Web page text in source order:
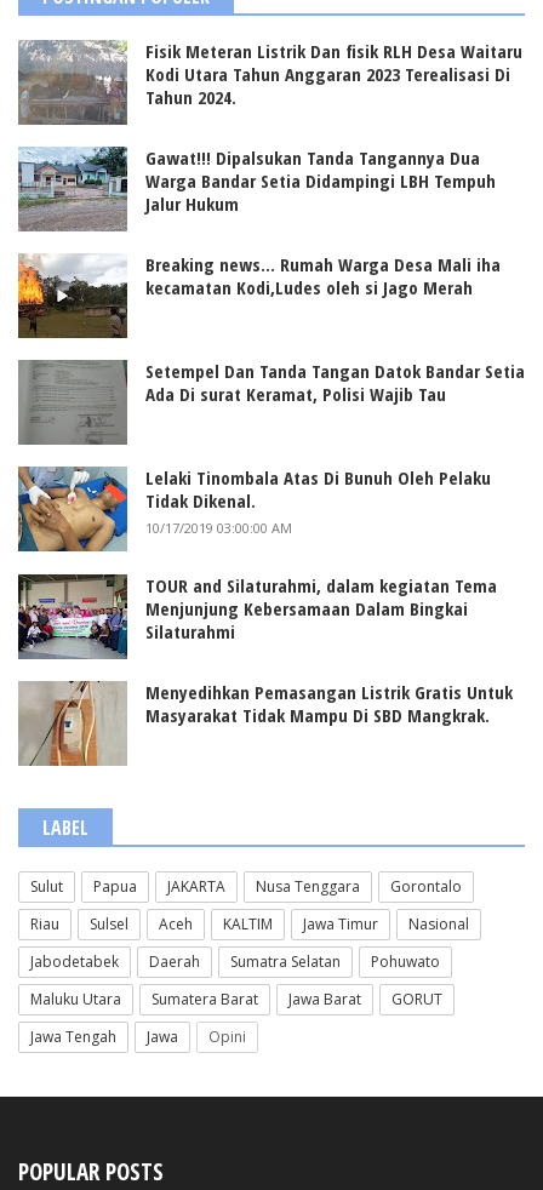
Fisik Meteran Listrik Dan fisik RLH Desa Waitaru
Kodi Utara Tahun Anggaran 2023 Terealisasi Di
Tahun 2024.
Gawat!!! Dipalsukan Tanda Tangannya Dua
Warga Bandar Setia Didampingi LBH Tempuh
Jalur Hukum
Breaking news... Rumah Warga Desa Mali iha
kecamatan Kodi,Ludes oleh si Jago Merah
Setempel Dan Tanda Tangan Datok Bandar Setia
Ada Di surat Keramat, Polisi Wajib Tau
Lelaki Tinombala Atas Di Bunuh Oleh Pelaku
Tidak Dikenal.
10/17/2019 03:00:00 AM
TOUR and Silaturahmi, dalam kegiatan Tema
Menjunjung Kebersamaan Dalam Bingkai
Silaturahmi
Menyedihkan Pemasangan Listrik Gratis Untuk
Masyarakat Tidak Mampu Di SBD Mangkrak.
LABEL
Sulut Papua JAKARTA Nusa Tenggara
Gorontalo
Riau
Sulsel Aceh KALTIM Jawa Timur
Nasional
Jabodetabek
Daerah Sumatra Selatan
Pohuwato
Maluku Utara
Sumatera Barat Jawa Barat
GORUT
Jawa Tengah
Jawa Opini
POPULAR POSTS